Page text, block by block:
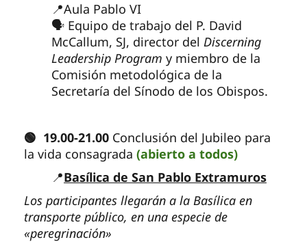
📍Aula Pablo VI
🗣️ Equipo de trabajo del P. David
McCallum, SJ, director del Discerning
Leadership Program y miembro de la
Comisión metodológica de la
Secretaría del Sínodo de los Obispos.
🟢 19.00-21.00 Conclusión del Jubileo para
la vida consagrada (abierto a todos)
📍Basílica de San Pablo Extramuros
Los participantes llegarán a la Basílica en
transporte público, en una especie de
«peregrinación»